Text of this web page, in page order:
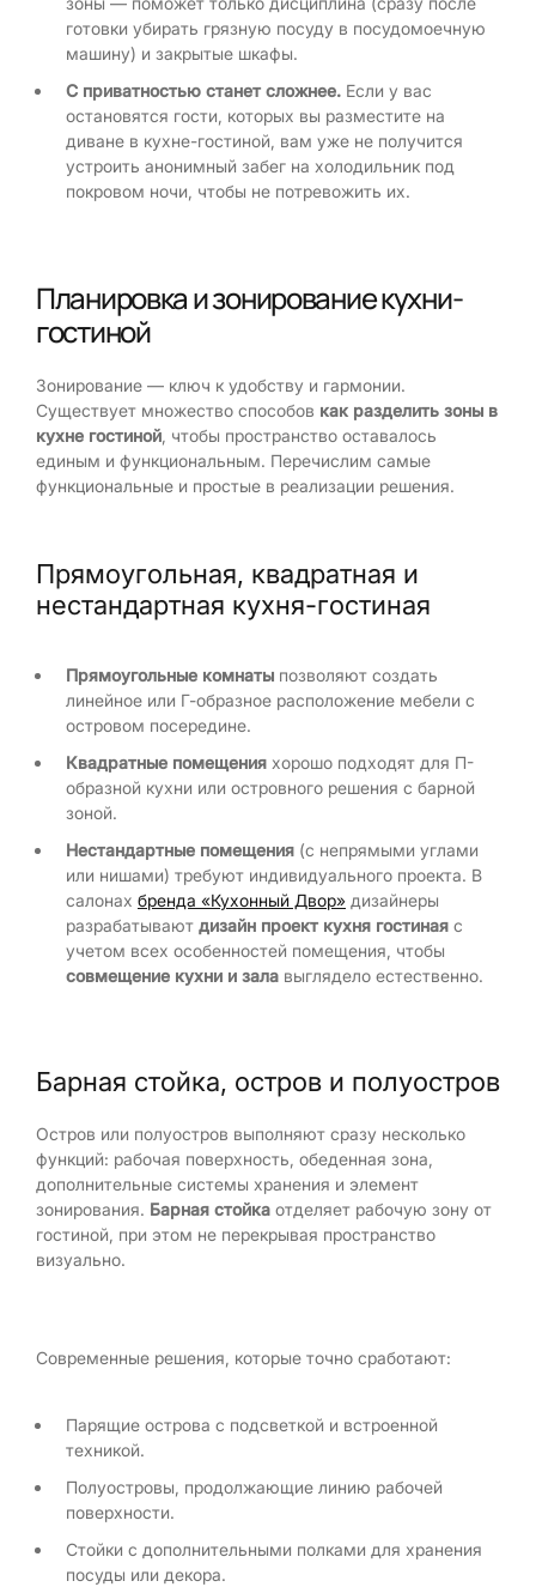
готовки убирать грязную посуду в посудомоечную
машину) и закрытые шкафы.
С приватностью станет сложнее. Если у вас
остановятся гости, которых вы разместите на
диване в кухне-гостиной, вам уже не получится
устроить анонимный забег на холодильник под
покровом ночи, чтобы не потревожить их.
Планировка и зонирование кухни-
гостиной
Зонирование — ключ к удобству и гармонии.
Существует множество способов как разделить зоны в
кухне гостиной, чтобы пространство оставалось
единым и функциональным. Перечислим самые
функциональные и простые в реализации решения.
Прямоугольная, квадратная и
нестандартная кухня-гостиная
Прямоугольные комнаты позволяют создать
линейное или Г-образное расположение мебели с
островом посередине.
Квадратные помещения хорошо подходят для П-
образной кухни или островного решения с барной
зоной.
Нестандартные помещения (с непрямыми углами
или нишами) требуют индивидуального проекта. В
салонах бренда «Кухонный Двор» дизайнеры
разрабатывают дизайн проект кухня гостиная с
учетом всех особенностей помещения, чтобы
совмещение кухни и зала выглядело естественно.
Барная стойка, остров и полуостров
Остров или полуостров выполняют сразу несколько
функций: рабочая поверхность, обеденная зона,
дополнительные системы хранения и элемент
зонирования. Барная стойка отделяет рабочую зону от
гостиной, при этом не перекрывая пространство
визуально.
Современные решения, которые точно сработают:
Парящие острова с подсветкой и встроенной
техникой.
Полуостровы, продолжающие линию рабочей
поверхности.
Стойки с дополнительными полками для хранения
посуды или декора.